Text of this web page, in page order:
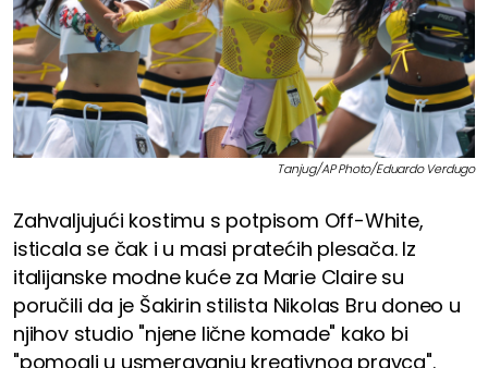
Tanjug/AP Photo/Eduardo Verdugo
Zahvaljujući kostimu s potpisom Off-White,
isticala se čak i u masi pratećih plesača. Iz
italijanske modne kuće za Marie Claire su
poručili da je Šakirin stilista Nikolas Bru doneo u
njihov studio "njene lične komade" kako bi
"pomogli u usmeravanju kreativnog pravca".